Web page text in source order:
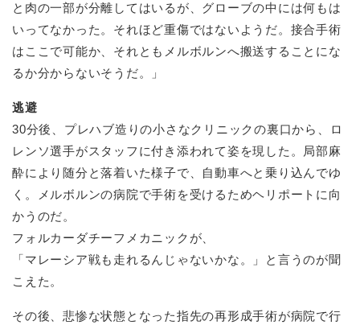
と肉の一部が分離してはいるが、グローブの中には何もは
いってなかった。それほど重傷ではないようだ。接合手術
はここで可能か、それともメルボルンへ搬送することにな
るか分からないそうだ。」
逃避
30分後、プレハブ造りの小さなクリニックの裏口から、ロ
レンソ選手がスタッフに付き添われて姿を現した。局部麻
酔により随分と落着いた様子で、自動車へと乗り込んでゆ
く。メルボルンの病院で手術を受けるためヘリポートに向
かうのだ。
フォルカーダチーフメカニックが、
「マレーシア戦も走れるんじゃないかな。」と言うのが聞
こえた。
その後、悲惨な状態となった指先の再形成手術が病院で行